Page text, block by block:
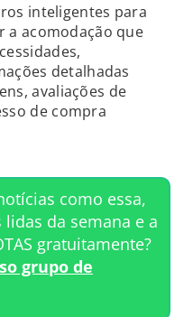
inteligentes para
a acomodação que
detalhadas
avaliações de
de compra
como essa,
da semana e a
gratuitamente?
grupo de